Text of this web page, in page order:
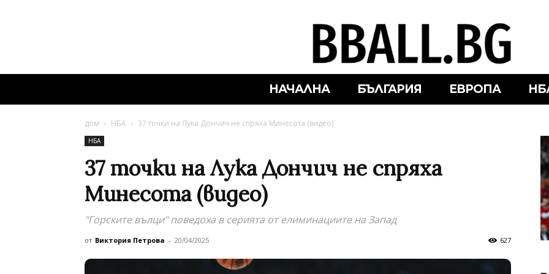
НАЧАЛНА БЪЛГАРИЯ ЕВРОПА
дом НБА 37 точки на Лука Дончич не спряха Минесота (видео)
НБА
37 точки на Лука Дончич не спряха
Минесота (видео)
"Горските вълци" поведоха в серията от елиминациите на Запад
от Виктория Петрова - 20/04/2025 627